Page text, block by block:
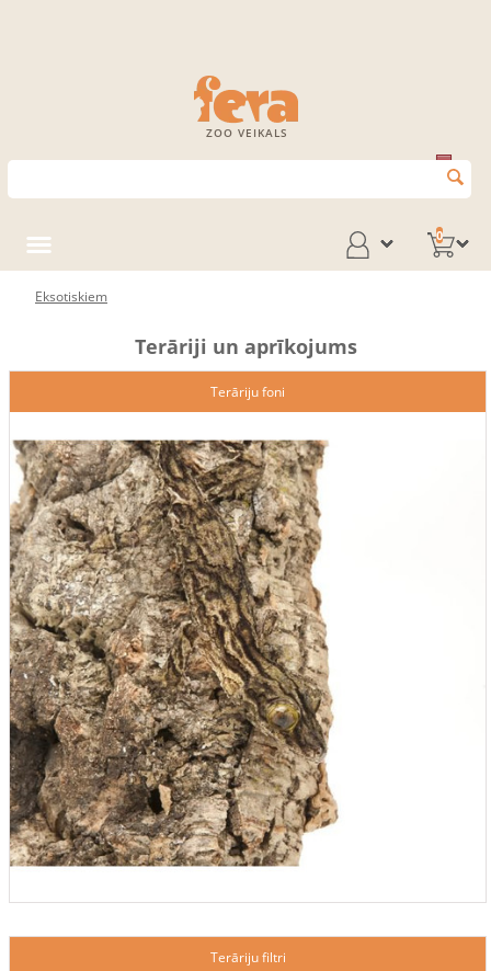
ZOO VEIKALS
0
Eksotiskiem
Terāriji un aprīkojums
Terāriju foni
Terāriju filtri